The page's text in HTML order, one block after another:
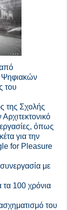
Ψηφιακών
του
της Σχολής
εργασίες, όπως
για την
for Pleasure
με
100 χρόνια
του